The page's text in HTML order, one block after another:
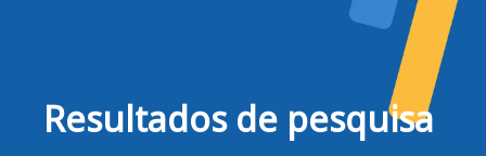
Resultados de pesquisa